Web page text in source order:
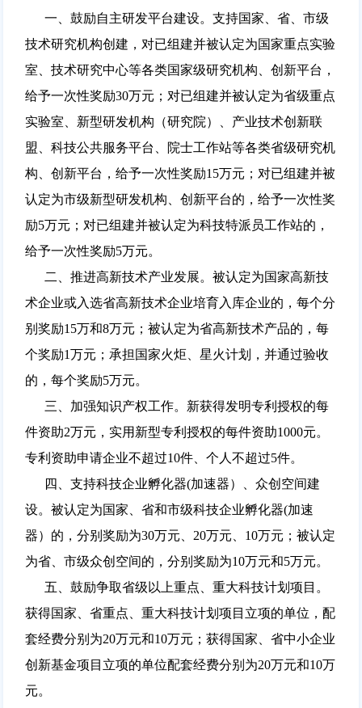
一、鼓励自主研发平台建设。支持国家、省、市级
技术研究机构创建，对已组建并被认定为国家重点实验
室、技术研究中心等各类国家级研究机构、创新平台，
给予一次性奖励30万元；对已组建并被认定为省级重点
实验室、新型研发机构（研究院）、产业技术创新联
盟、科技公共服务平台、院士工作站等各类省级研究机
构、创新平台，给予一次性奖励15万元；对已组建并被
认定为市级新型研发机构、创新平台的，给予一次性奖
励5万元；对已组建并被认定为科技特派员工作站的，
给予一次性奖励5万元。
二、推进高新技术产业发展。被认定为国家高新技
术企业或入选省高新技术企业培育入库企业的，每个分
别奖励15万和8万元；被认定为省高新技术产品的，每
个奖励1万元；承担国家火炬、星火计划，并通过验收
的，每个奖励5万元。
三、加强知识产权工作。新获得发明专利授权的每
件资助2万元，实用新型专利授权的每件资助1000元。
专利资助申请企业不超过10件、个人不超过5件。
四、支持科技企业孵化器(加速器）、众创空间建
设。被认定为国家、省和市级科技企业孵化器(加速
器）的，分别奖励为30万元、20万元、10万元；被认定
为省、市级众创空间的，分别奖励为10万元和5万元。
五、鼓励争取省级以上重点、重大科技计划项目。
获得国家、省重点、重大科技计划项目立项的单位，配
套经费分别为20万元和10万元；获得国家、省中小企业
创新基金项目立项的单位配套经费分别为20万元和10万
元。